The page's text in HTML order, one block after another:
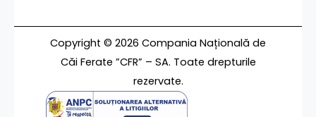
Copyright © 2026 Compania Națională de
Căi Ferate ”CFR” – SA. Toate drepturile
rezervate.